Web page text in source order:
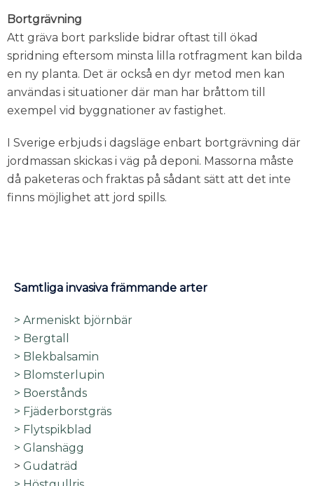
Bortgrävning
Att gräva bort parkslide bidrar oftast till ökad
spridning eftersom minsta lilla rotfragment kan bilda
en ny planta. Det är också en dyr metod men kan
användas i situationer där man har bråttom till
exempel vid byggnationer av fastighet.
I Sverige erbjuds i dagsläge enbart bortgrävning där
jordmassan skickas i väg på deponi. Massorna måste
då paketeras och fraktas på sådant sätt att det inte
finns möjlighet att jord spills.
Samtliga invasiva främmande arter
> Armeniskt björnbär
> Bergtall
> Blekbalsamin
> Blomsterlupin
> Boerstånds
> Fjäderborstgräs
> Flytspikblad
> Glanshägg
> Gudaträd